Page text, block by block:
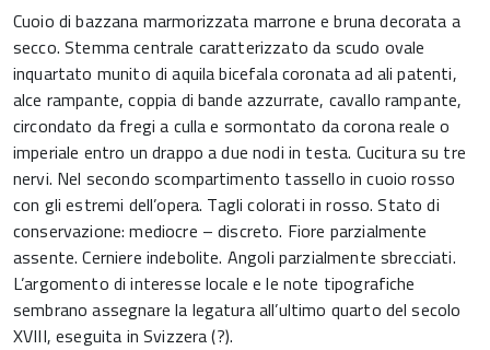
Cuoio di bazzana marmorizzata marrone e bruna decorata a
secco. Stemma centrale caratterizzato da scudo ovale
inquartato munito di aquila bicefala coronata ad ali patenti,
alce rampante, coppia di bande azzurrate, cavallo rampante,
circondato da fregi a culla e sormontato da corona reale o
imperiale entro un drappo a due nodi in testa. Cucitura su tre
nervi. Nel secondo scompartimento tassello in cuoio rosso
con gli estremi dell’opera. Tagli colorati in rosso. Stato di
conservazione: mediocre – discreto. Fiore parzialmente
assente. Cerniere indebolite. Angoli parzialmente sbrecciati.
L’argomento di interesse locale e le note tipografiche
sembrano assegnare la legatura all’ultimo quarto del secolo
XVIII, eseguita in Svizzera (?).